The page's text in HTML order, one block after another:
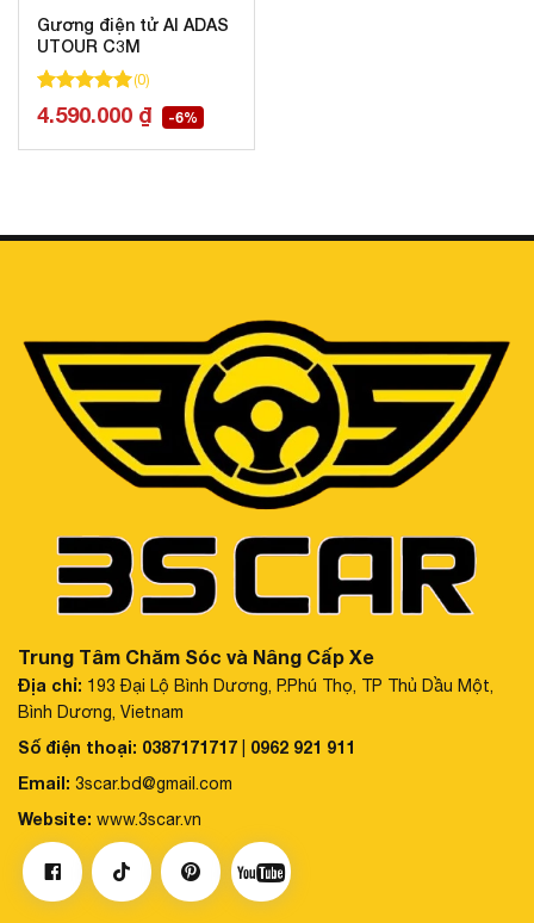
Gương điện tử AI ADAS
UTOUR C3M
100trên 5 dựa trên
100
(0)
4.590.000 ₫ -6%
Trung Tâm Chăm Sóc và Nâng Cấp Xe
Địa chỉ: 193 Đại Lộ Bình Dương, P.Phú Thọ, TP Thủ Dầu Một,
Bình Dương, Vietnam
Số điện thoại: 0387171717
0962 921 911
Email: 3scar.bd@gmail.com
Website: www.3scar.vn